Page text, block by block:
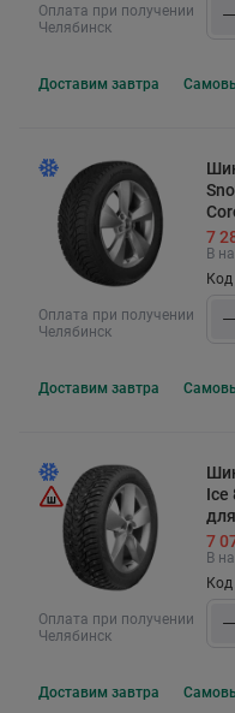
Оплата при получении
Челябинск
Доставим завтра
Оплата при получении
Челябинск
7
В
Код
Доставим завтра
Оплата при получении
Челябинск
Ice
7
В
Код
Доставим завтра